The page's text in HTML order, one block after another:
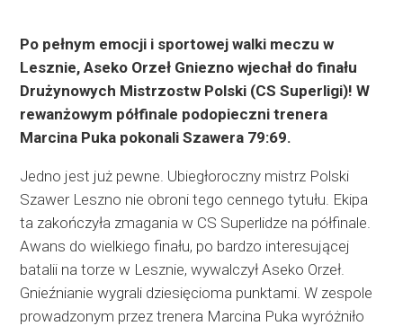
Po pełnym emocji i sportowej walki meczu w
Lesznie, Aseko Orzeł Gniezno wjechał do finału
Drużynowych Mistrzostw Polski (CS Superligi)! W
rewanżowym półfinale podopieczni trenera
Marcina Puka pokonali Szawera 79:69.
Jedno jest już pewne. Ubiegłoroczny mistrz Polski
Szawer Leszno nie obroni tego cennego tytułu. Ekipa
ta zakończyła zmagania w CS Superlidze na półfinale.
Awans do wielkiego finału, po bardzo interesującej
batalii na torze w Lesznie, wywalczył Aseko Orzeł.
Gnieźnianie wygrali dziesięcioma punktami. W zespole
prowadzonym przez trenera Marcina Puka wyróżniło